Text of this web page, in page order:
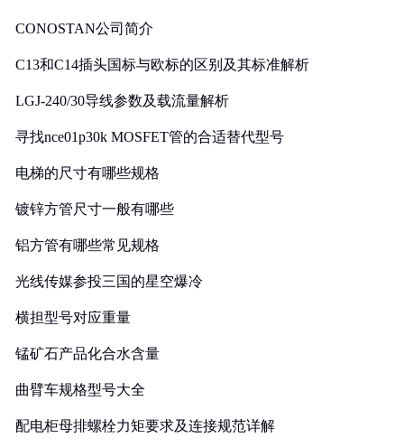
CONOSTAN公司简介
C13和C14插头国标与欧标的区别及其标准解析
LGJ-240/30导线参数及载流量解析
寻找nce01p30k MOSFET管的合适替代型号
电梯的尺寸有哪些规格
镀锌方管尺寸一般有哪些
铝方管有哪些常见规格
光线传媒参投三国的星空爆冷
横担型号对应重量
锰矿石产品化合水含量
曲臂车规格型号大全
配电柜母排螺栓力矩要求及连接规范详解